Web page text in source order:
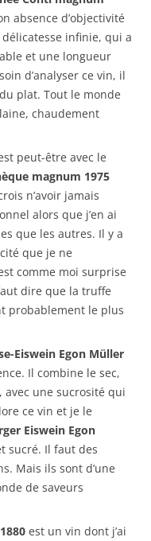
absence d’objectivité
infinie, qui a
et une longueur
d’analyser ce vin, il
plat. Tout le monde
chaudement
peut-être avec le
magnum 1975
n’avoir jamais
alors que j’en ai
que les autres. Il y a
que je ne
comme moi surprise
dire que la truffe
probablement le plus
Eiswein Egon Müller
Il combine le sec,
avec une sucrosité qui
ce vin et je le
Eiswein Egon
sucré. Il faut des
Mais ils sont d’une
de saveurs
est un vin dont j’ai